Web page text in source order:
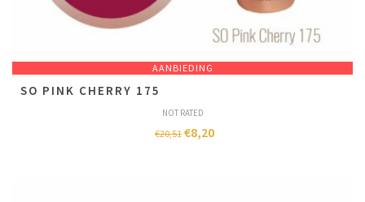
AANBIEDING
SO PINK CHERRY 175
NOT RATED
€20,51 €8,20